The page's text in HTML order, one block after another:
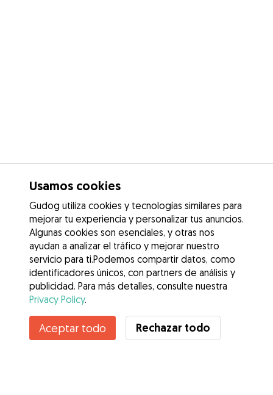
Usamos cookies
Gudog utiliza cookies y tecnologías similares para
mejorar tu experiencia y personalizar tus anuncios.
Algunas cookies son esenciales, y otras nos
ayudan a analizar el tráfico y mejorar nuestro
servicio para ti.Podemos compartir datos, como
identificadores únicos, con partners de análisis y
publicidad. Para más detalles, consulte nuestra
Privacy Policy.
Aceptar todo Rechazar todo